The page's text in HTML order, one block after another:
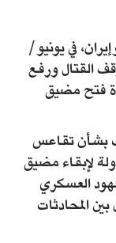
في يونيو/
القتال ورفع
فتح مضيق
بشأن تقاعس
لإبقاء مضيق
العسكري
المحادثات